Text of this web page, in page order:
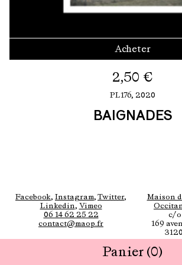
Acheter
2,50 €
PL176, 2020
BAIGNADES
Panier (0)
Facebook, Instagram, Twitter,
Linkedin, Vimeo
Maison
06 14 62 25 22
contact@maop.fr
c/o
169